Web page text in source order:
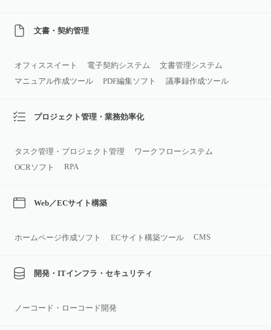
文書・契約管理
オフィススイート 電子契約システム
文書管理システム
マニュアル作成ツール
PDF編集ソフト 議事録作成ツール
プロジェクト管理・業務効率化
タスク管理・プロジェクト管理
ワークフローシステム
OCRソフト
RPA
Web／ECサイト構築
ホームページ作成ソフト ECサイト構築ツール CMS
開発・ITインフラ・セキュリティ
ノーコード・ローコード開発